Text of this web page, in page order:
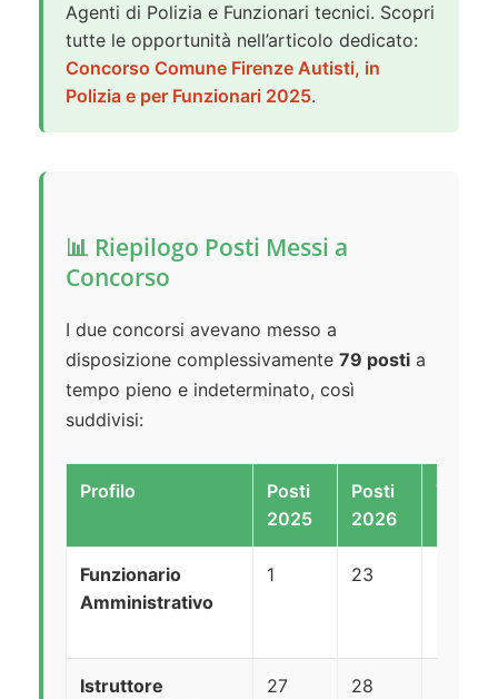
Agenti di Polizia e Funzionari tecnici. Scopri
tutte le opportunità nell’articolo dedicato:
Concorso Comune Firenze Autisti, in
Polizia e per Funzionari 2025.
📊 Riepilogo Posti Messi a
Concorso
I due concorsi avevano messo a
disposizione complessivamente 79 posti a
tempo pieno e indeterminato, così
suddivisi:
Profilo
Posti
2025
Posti
2026
Totale
Funzionario
Amministrativo
1 23
Istruttore
27 28